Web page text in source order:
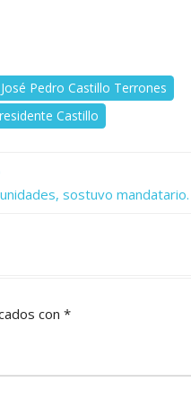
José Pedro Castillo Terrones
Castillo
sostuvo mandatario.
con *